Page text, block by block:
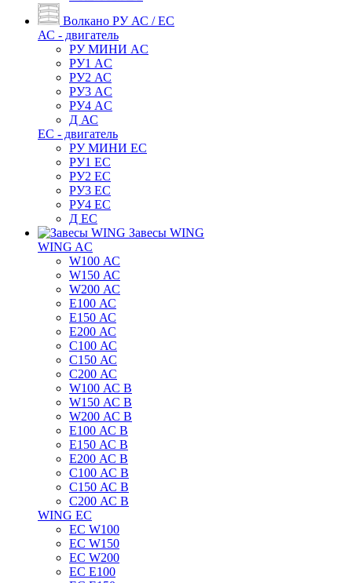
Волкано РУ АС / ЕС
АС - двигатель
РУ МИНИ AC
РУ1 AC
РУ2 АС
РУ3 AC
РУ4 AC
Д АС
ЕС - двигатель
РУ МИНИ EC
РУ1 EC
РУ2 EC
РУ3 EC
РУ4 EC
Д ЕС
Завесы WING
WING AC
W100 АС
W150 АС
W200 АС
E100 АС
E150 АС
E200 АС
C100 АС
C150 АС
C200 АС
W100 АС B
W150 АС B
W200 АС B
E100 АС B
E150 АС B
E200 АС B
C100 АС B
C150 АС B
C200 АС B
WING EC
ЕС W100
ЕС W150
ЕС W200
ЕС E100